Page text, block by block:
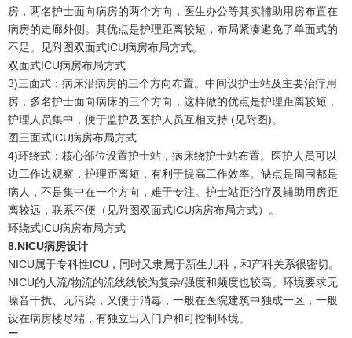
房，两名护士面向病房的两个方向，医生办公等其实辅助用房布置在
病房的走廊外侧。其优点是护理距离较短，布局紧凑避免了单面式的
不足。见附图双面式ICU病房布局方式。
双面式ICU病房布局方式
3)三面式：病床沿病房的三个方向布置。中间设护士站及主要治疗用
房，多名护士面向病床的三个方向，这样做的优点是护理距离较短，
护理人员集中，便于监护及医护人员互相支持 (见附图)。
图三面式ICU病房布局方式
4)环绕式：核心部位设置护士站，病床绕护士站布置。医护人员可以
边工作边观察，护理距离短，有利于提高工作效率。缺点是周围都是
病人，不是集中在一个方向，难于专注。护士站距治疗及辅助用房距
离较远，联系不便（见附图双面式ICU病房布局方式）。
环绕式ICU病房布局方式
8.NICU病房设计
NICU属于专科性ICU，同时又隶属于新生儿科，和产科关系很密切。
NICU的人流/物流的流线线较为复杂/强度和频度也较高。环境要求无
噪音干扰、无污染，又便于消毒，一般在医院建筑中独成一区，一般
设在病房楼尽端，有独立出入门户和可控制环境。